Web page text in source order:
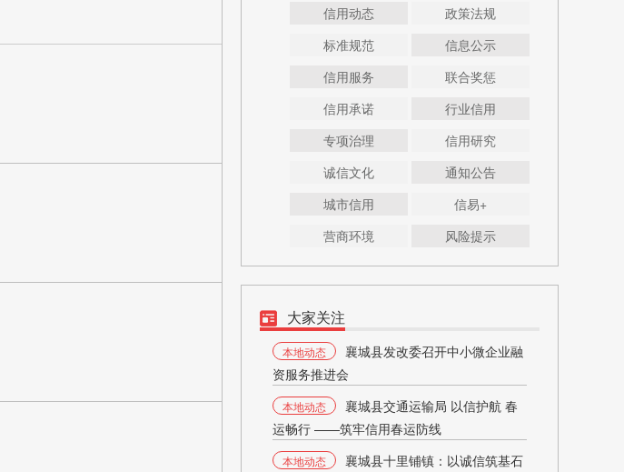
信用动态
政策法规
标准规范
信息公示
信用服务
联合奖惩
信用承诺
行业信用
专项治理
信用研究
诚信文化
通知公告
城市信用
信易+
营商环境
风险提示
大家关注
本地动态
襄城县发改委召开中小微企业融
资服务推进会
本地动态
襄城县交通运输局 以信护航 春
运畅行 ——筑牢信用春运防线
本地动态
襄城县十里铺镇：以诚信筑基石